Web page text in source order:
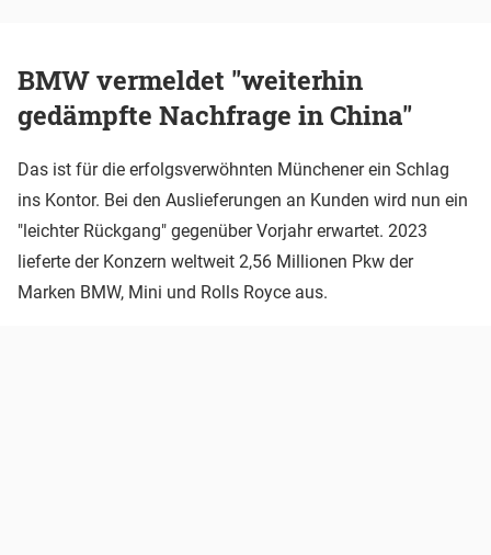
BMW vermeldet "weiterhin
gedämpfte Nachfrage in China"
Das ist für die erfolgsverwöhnten Münchener ein Schlag
ins Kontor. Bei den Auslieferungen an Kunden wird nun ein
"leichter Rückgang" gegenüber Vorjahr erwartet. 2023
lieferte der Konzern weltweit 2,56 Millionen Pkw der
Marken BMW, Mini und Rolls Royce aus.